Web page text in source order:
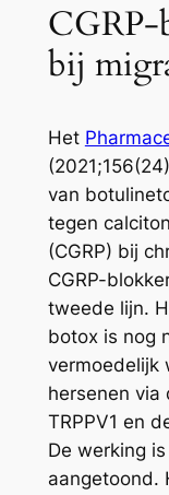
CGRP-
bij
Het
van
tegen
(CGRP) bij
CGRP-
tweede lijn.
botox is nog
vermoedelijk
hersenen via
TRPPV1 en
De werking
aangetoond.